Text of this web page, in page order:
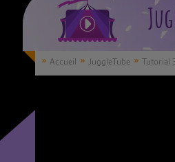
Accueil JuggleTube Tutorial